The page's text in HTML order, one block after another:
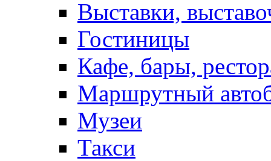
Выставки,
Гостиницы
Кафе, бары,
Маршрутный
Музеи
Такси